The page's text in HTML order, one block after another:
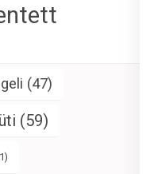
(47)
(59)